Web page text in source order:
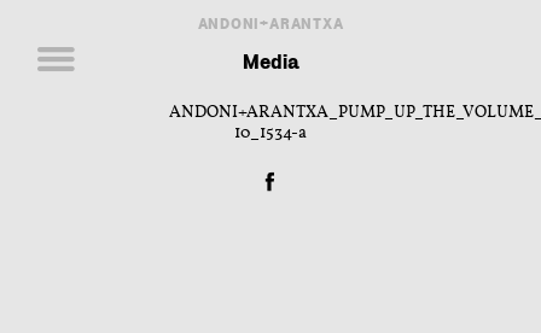
ANDONI+ARANTXA
Media
10_1534-a